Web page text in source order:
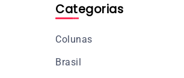
Categorias
Colunas
Brasil